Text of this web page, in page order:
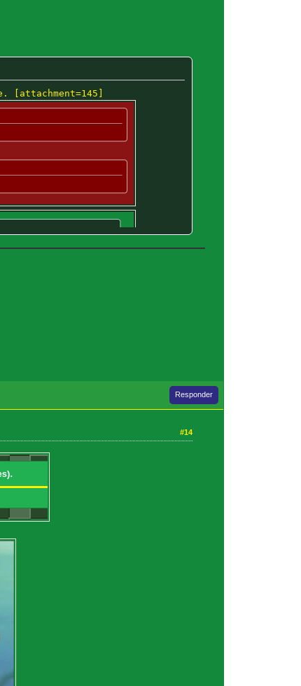
[attachment=145]
Responder
#14